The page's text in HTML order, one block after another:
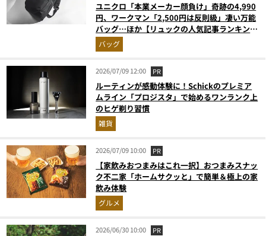
ユニクロ「本業メーカー顔負け」奇跡の4,990
円、ワークマン「2,500円は反則級」凄い万能
バッグ…ほか【リュックの人気記事ランキング
ベスト3】（2026年6月版）
バッグ
2026/07/09 12:00 PR
ルーティンが感動体験に！Schickのプレミア
ムライン「プロジスタ」で始めるワンランク上
のヒゲ剃り習慣
雑貨
2026/07/09 10:00 PR
【家飲みおつまみはこれ一択】おつまみスナッ
ク不二家「ホームサクッと」で簡単＆極上の家
飲み体験
グルメ
2026/06/30 10:00 PR